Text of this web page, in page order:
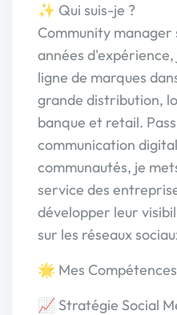
✨ Qui suis-je ?
Community manager
années
ligne de marques
grande distribution,
banque et retail.
communication
communautés, je
service des
développer leur
sur les réseaux
🌟 Mes Compétences
📈 Stratégie Social